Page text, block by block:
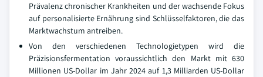
Prävalenz chronischer Krankheiten und der wachsende Fokus
auf personalisierte Ernährung sind Schlüsselfaktoren, die das
Marktwachstum antreiben.
Von den verschiedenen Technologietypen wird die
Präzisionsfermentation voraussichtlich den Markt mit 630
Millionen US-Dollar im Jahr 2024 auf 1,3 Milliarden US-Dollar